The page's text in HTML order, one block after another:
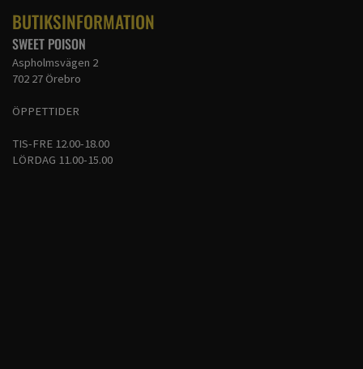
BUTIKSINFORMATION
SWEET POISON
Aspholmsvägen 2
702 27 Örebro
ÖPPETTIDER
TIS-FRE 12.00-18.00
LÖRDAG 11.00-15.00